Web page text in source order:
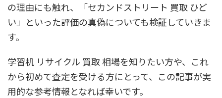
の理由にも触れ、「セカンドストリート 買取 ひど
い」といった評価の真偽についても検証していきま
す。
学習机 リサイクル 買取 相場を知りたい方や、これ
から初めて査定を受ける方にとって、この記事が実
用的な参考情報となれば幸いです。